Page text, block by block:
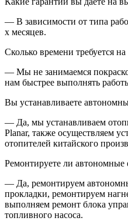
— В зависимости от типа
х месяцев.
Сколько времени требуется
— Мы не занимаемся
нам быстрее выполнять
Вы устанавливаете
— Да, мы устанавливаем
Planar, также осуществляем
отопителей китайского
Ремонтируете ли автономные
— Да, ремонтируем
прокладки, ремонтируем
выполняем ремонт блока
топливного насоса.